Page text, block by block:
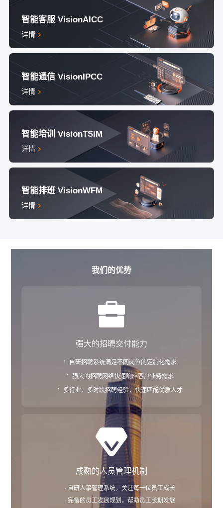
智能客服 VisionAICC
详情
智能通信 VisionIPCC
详情
智能培训 VisionTSIM
详情
智能排班 VisionWFM
详情
我们的优势
强大的招聘交付能力
· 自研招聘系统满足不同岗位的定制化需求
· 强大的招聘网络快速响应客户业务需求
· 多行业、多时段招聘经验，快速匹配优质人才
成熟的人员管理机制
· 自研人事管理系统，关注每一位员工成长
· 完备的员工发展规划，帮助员工长期发展